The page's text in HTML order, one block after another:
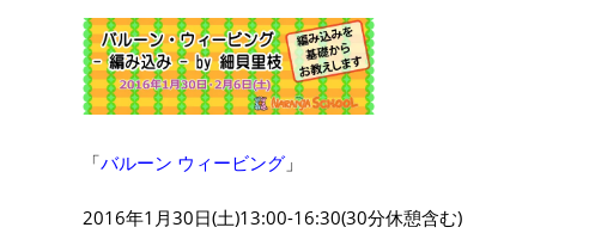
「バルーン ウィービング 」
2016年1月30日(土)13:00-16:30(30分休憩含む)